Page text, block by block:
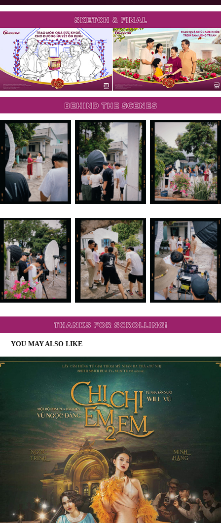
YOU MAY ALSO LIKE
CHI CHI EM EM 2
2022